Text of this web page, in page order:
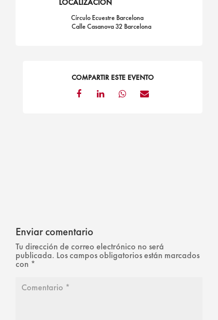
LOCALIZACIÓN
Círculo Ecuestre Barcelona
Calle Casanova 32 Barcelona
COMPARTIR ESTE EVENTO
Enviar comentario
Tu dirección de correo electrónico no será
publicada. Los campos obligatorios están marcados
con *